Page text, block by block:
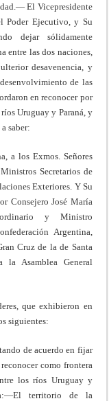
El Vicepresidente
Poder Ejecutivo, y Su
dejar sólidamente
entre las dos naciones,
desavenencia, y
de las
en reconocer por
Uruguay y Paraná, y
saber:
a los Exmos. Señores
Secretarios de
Exteriores. Y Su
Consejero José María
y Ministro
Argentina,
Cruz de la de Santa
Asamblea General
que exhibieron en
siguientes:
de acuerdo en fijar
como frontera
los ríos Uruguay y
territorio de la